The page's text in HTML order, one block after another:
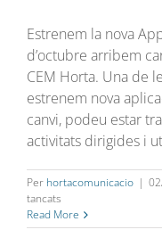
Estrenem la nova
d’octubre arribem
CEM Horta. Una de
estrenem nova
canvi, podeu estar
activitats dirigides i
Per hortacomunicacio |
tancats
Nova
APP
Read More